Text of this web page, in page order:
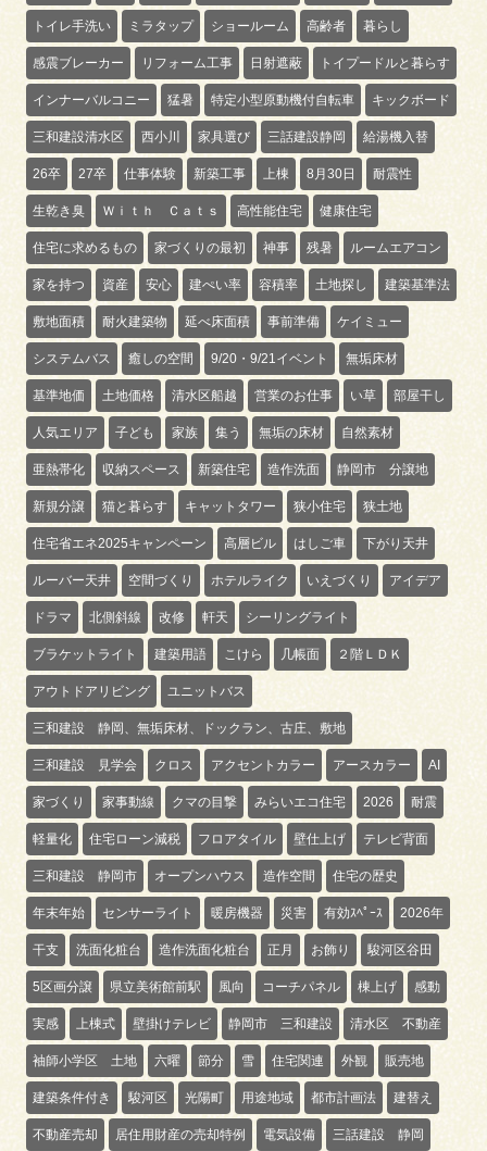
トイレ手洗い ミラタップ ショールーム 高齢者 暮らし
感震ブレーカー リフォーム工事 日射遮蔽 トイプードルと暮らす
インナーバルコニー 猛暑 特定小型原動機付自転車 キックボード
三和建設清水区 西小川 家具選び 三話建設静岡 給湯機入替
26卒 27卒 仕事体験 新築工事 上棟 8月30日 耐震性
生乾き臭 Ｗｉｔｈ Ｃａｔｓ 高性能住宅 健康住宅
住宅に求めるもの 家づくりの最初 神事 残暑 ルームエアコン
家を持つ 資産 安心 建ぺい率 容積率 土地探し 建築基準法
敷地面積 耐火建築物 延べ床面積 事前準備 ケイミュー
システムバス 癒しの空間 9/20・9/21イベント 無垢床材
基準地価 土地価格 清水区船越 営業のお仕事 い草 部屋干し
人気エリア 子ども 家族 集う 無垢の床材 自然素材
亜熱帯化 収納スペース 新築住宅 造作洗面 静岡市 分譲地
新規分譲 猫と暮らす キャットタワー 狭小住宅 狭土地
住宅省エネ2025キャンペーン 高層ビル はしご車 下がり天井
ルーバー天井 空間づくり ホテルライク いえづくり アイデア
ドラマ 北側斜線 改修 軒天 シーリングライト
ブラケットライト 建築用語 こけら 几帳面 ２階ＬＤＫ
アウトドアリビング ユニットバス
三和建設 静岡、無垢床材、ドックラン、古庄、敷地
三和建設 見学会 クロス アクセントカラー アースカラー AI
家づくり 家事動線 クマの目撃 みらいエコ住宅 2026 耐震
軽量化 住宅ローン減税 フロアタイル 壁仕上げ テレビ背面
三和建設 静岡市 オープンハウス 造作空間 住宅の歴史
年末年始 センサーライト 暖房機器 災害 有効ｽﾍﾟｰｽ 2026年
干支 洗面化粧台 造作洗面化粧台 正月 お飾り 駿河区谷田
5区画分譲 県立美術館前駅 風向 コーチパネル 棟上げ 感動
実感 上棟式 壁掛けテレビ 静岡市 三和建設 清水区 不動産
袖師小学区 土地 六曜 節分 雪 住宅関連 外観 販売地
建築条件付き 駿河区 光陽町 用途地域 都市計画法 建替え
不動産売却 居住用財産の売却特例 電気設備 三話建設 静岡